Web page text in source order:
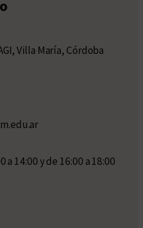
Villa María, Córdoba
a 14:00 y de 16:00 a 18:00